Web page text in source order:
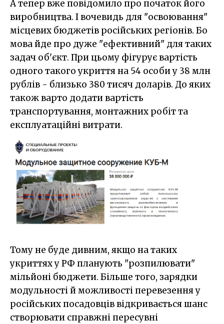
А тепер вже повідомило про початок його
виробництва. І вочевидь для "освоювання"
місцевих бюджетів російських регіонів. Бо
мова йде про дуже "ефективний" для таких
задач об'єкт. При цьому фігурує вартість
одного такого укриття на 54 особи у 38 млн
рублів - близько 380 тисяч доларів. До яких
також варто додати вартість
транспортування, монтажних робіт та
експлуатаційні витрати.
Тому не буде дивним, якщо на таких
укриттях у РФ планують "розпилювати"
мільйоні бюджети. Більше того, зарядки
модульності й можливості перевезення у
російських посадовців відкривається шанс
створювати справжні пересувні